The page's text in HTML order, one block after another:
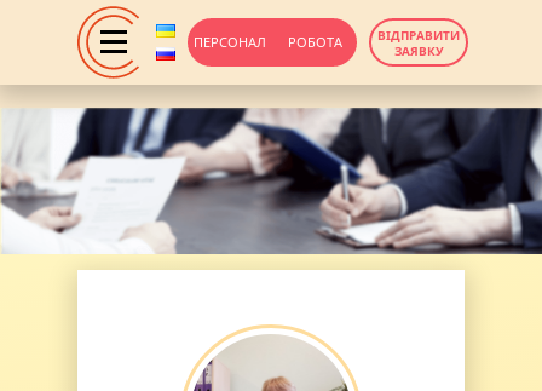
ПЕРСОНАЛ РОБОТА
ВІДПРАВИТИ
ЗАЯВКУ